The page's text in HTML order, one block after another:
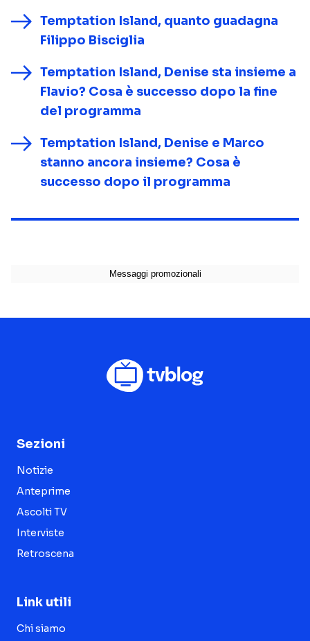
Temptation Island, quanto guadagna
Filippo Bisciglia
Temptation Island, Denise sta insieme a
Flavio? Cosa è successo dopo la fine
del programma
Temptation Island, Denise e Marco
stanno ancora insieme? Cosa è
successo dopo il programma
Sezioni
Notizie
Anteprime
Ascolti TV
Interviste
Retroscena
Link utili
Chi siamo